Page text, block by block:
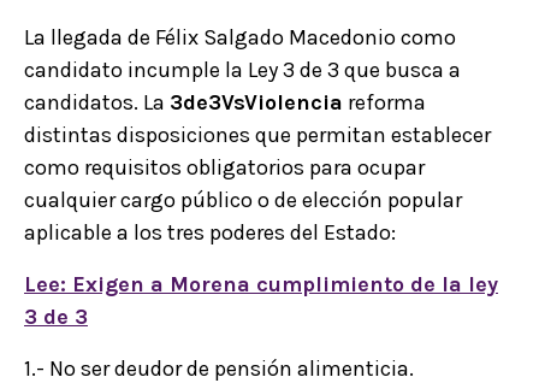
La llegada de Félix Salgado Macedonio como
candidato incumple la Ley 3 de 3 que busca a
candidatos. La 3de3VsViolencia reforma
distintas disposiciones que permitan establecer
como requisitos obligatorios para ocupar
cualquier cargo público o de elección popular
aplicable a los tres poderes del Estado:
Lee: Exigen a Morena cumplimiento de la ley
3 de 3
1.- No ser deudor de pensión alimenticia.